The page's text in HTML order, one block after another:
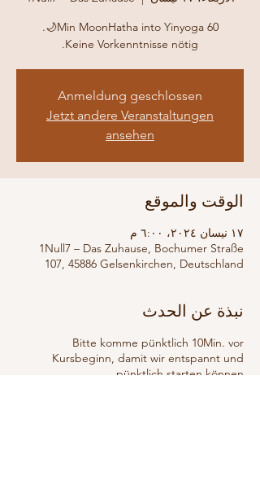
Keine Vorkenntnisse nötig.
Anmeldung geschlossen
Jetzt andere Veranstaltungen
ansehen
الوقت والموقع
١٧ نيسان ٢٠٢٤، ٦:٠٠ م
1Null7 – Das Zuhause, Bochumer Straße
107, 45886 Gelsenkirchen, Deutschland
نبذة عن الحدث
Bitte komme pünktlich 10Min. vor
Kursbeginn, damit wir entspannt und
pünktlich starten können.